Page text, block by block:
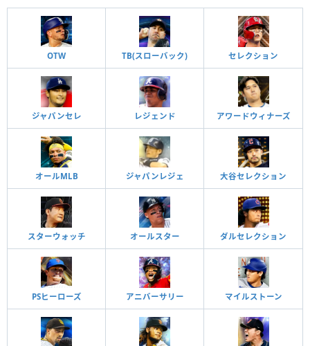
OTW TB(スローバック) セレクション
ジャパンセレ レジェンド アワードウィナーズ
オールMLB ジャパンレジェ 大谷セレクション
スターウォッチ オールスター ダルセレクション
PSヒーローズ アニバーサリー マイルストーン